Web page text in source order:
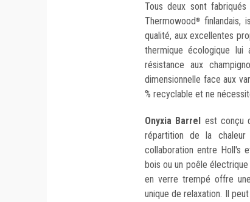
Tous deux sont
Thermowood®
finlandais,
qualité, aux excellentes
thermique écologique lui
résistance aux
dimensionnelle face aux
% recyclable et ne
Onyxia Barrel
est conçu
répartition de la
collaboration entre Holl's
bois ou un poêle
en verre trempé offre
unique de relaxation. Il